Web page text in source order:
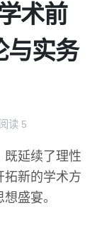
术前
与实务
阅读 5
既延续了理性
拓新的学术方
盛宴。